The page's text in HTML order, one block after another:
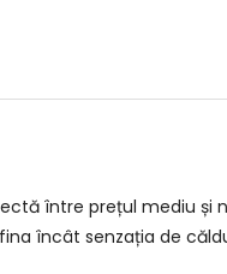
între prețul mediu
fina încât senzația de